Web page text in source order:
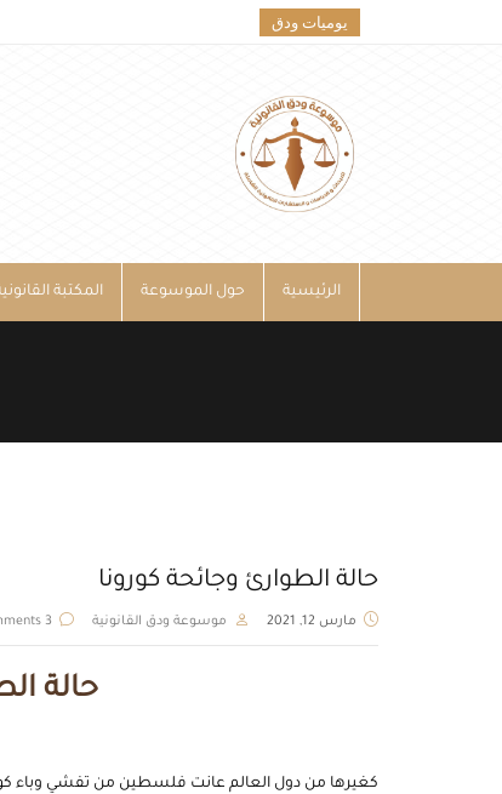
يوميات ودق
الرئيسية حول الموسوعة المكتبة
حالة الطوارئ وجائحة كورونا
مارس 12, 2021 موسوعة ودق القانونية 3 Comments
حالة
كغيرها من دول العالم عانت فلسطين من تفشي وباء